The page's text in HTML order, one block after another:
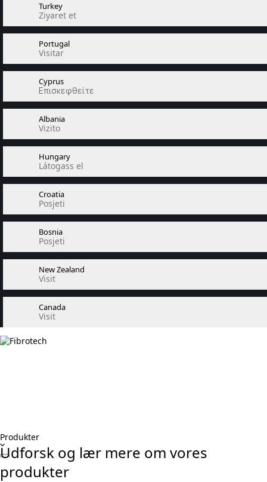
Turkey
Ziyaret et
Portugal
Visitar
Cyprus
Επισκεφθείτε
Albania
Vizito
Hungary
Látogass el
Croatia
Posjeti
Bosnia
Posjeti
New Zealand
Visit
Canada
Visit
Produkter
Udforsk og lær mere om vores
produkter